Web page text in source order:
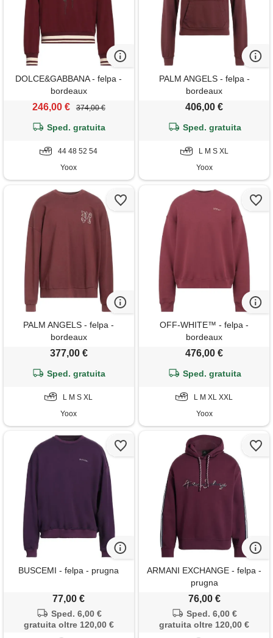
DOLCE&GABBANA - felpa -
bordeaux
246,00 € 374,00 €
Sped. gratuita
44 48 52 54
Yoox
PALM ANGELS - felpa -
bordeaux
406,00 €
Sped. gratuita
L M S XL
Yoox
PALM ANGELS - felpa -
bordeaux
377,00 €
Sped. gratuita
L M S XL
Yoox
OFF-WHITE™ - felpa -
bordeaux
476,00 €
Sped. gratuita
L M XL XXL
Yoox
BUSCEMI - felpa - prugna
77,00 €
Sped. 6,00 €
gratuita oltre 120,00 €
ARMANI EXCHANGE - felpa -
prugna
76,00 €
Sped. 6,00 €
gratuita oltre 120,00 €